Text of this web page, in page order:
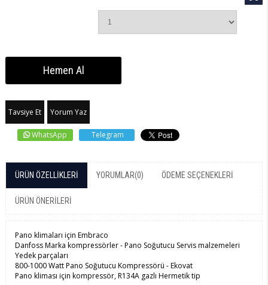
Tavsiye Et Yorum Yaz
WhatsApp Telegram
ÜRÜN ÖZELLIKLERI YORUMLAR(0) ÖDEME SEÇENEKLERI
ÜRÜN ÖNERILERI
Pano klimaları için Embraco
Danfoss Marka kompressörler - Pano Soğutucu Servis malzemeleri
Yedek parçaları
800-1000 Watt Pano Soğutucu Kompressörü - Ekovat
Pano kliması için kompressör, R134A gazlı Hermetik tip